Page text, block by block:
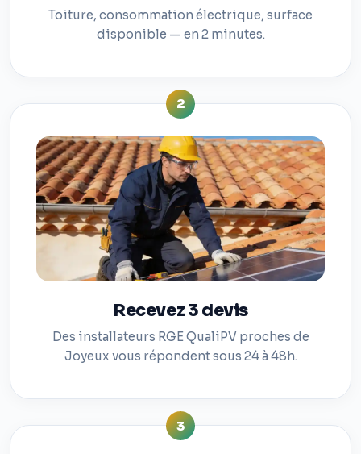
Toiture, consommation électrique, surface
disponible — en 2 minutes.
2
Recevez 3 devis
Des installateurs RGE QualiPV proches de
Joyeux vous répondent sous 24 à 48h.
3